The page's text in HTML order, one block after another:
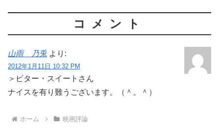
コメント
山雨 乃兎 より:
2012年1月11日 10:32 PM
＞ビター・スイートさん
ナイスを有り難うございます。（＾。＾）
ホーム 映画評論